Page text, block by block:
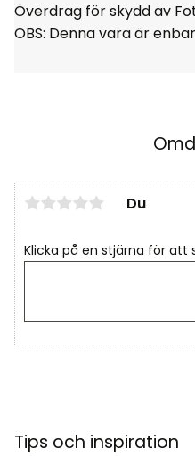
Överdrag för skydd av
OBS: Denna vara är
Du
Klicka på en stjärna för
Tips och inspiration